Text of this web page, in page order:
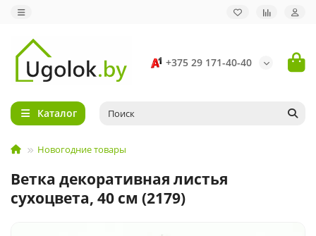
+375 29 171-40-40
Каталог
Новогодние товары
Ветка декоративная листья
сухоцвета, 40 см (2179)